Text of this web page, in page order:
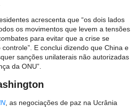
acrescenta que “os dois lados
os movimentos que levem a tensões
para evitar que a crise se
E conclui dizendo que China e
sanções unilaterais não autorizadas
da ONU”.
, as negociações de paz na Ucrânia